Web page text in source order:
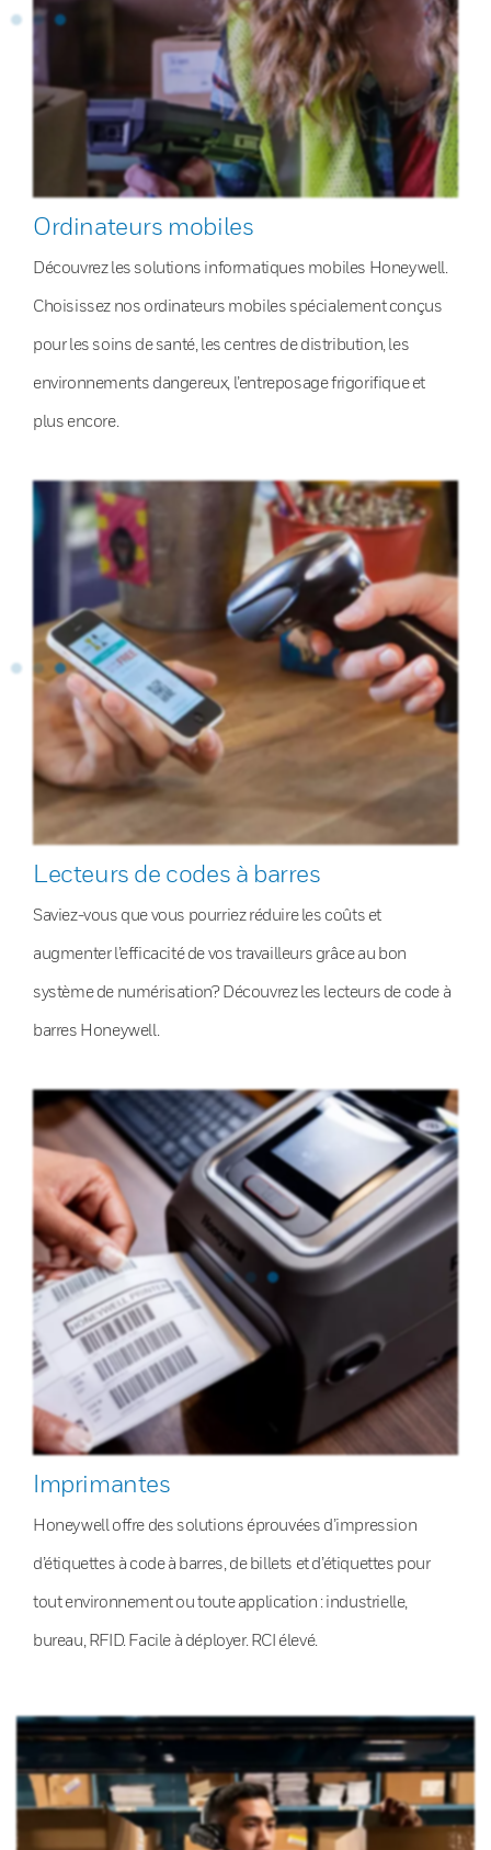
Ordinateurs mobiles
Découvrez les solutions informatiques mobiles Honeywell.
Choisissez nos ordinateurs mobiles spécialement conçus
pour les soins de santé, les centres de distribution, les
environnements dangereux, l’entreposage frigorifique et
plus encore.
Lecteurs de codes à barres
Saviez-vous que vous pourriez réduire les coûts et
augmenter l’efficacité de vos travailleurs grâce au bon
système de numérisation? Découvrez les lecteurs de code à
barres Honeywell.
Imprimantes
Honeywell offre des solutions éprouvées d’impression
d’étiquettes à code à barres, de billets et d’étiquettes pour
tout environnement ou toute application : industrielle,
bureau, RFID. Facile à déployer. RCI élevé.